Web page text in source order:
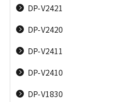
ビジネスプリンター
G／Satera／
imageFORCE）
放送用レンズ
DP-V2421
DP-V2420
DP-V2411
DP-V2410
DP-V1830